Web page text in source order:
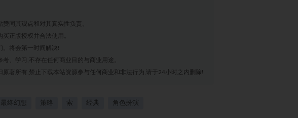
同其观点和对其真实性负责。
正版授权并合法使用。
。将会第一时间解决!
、学习,不存在任何商业目的与商业用途。
著所有,禁止下载本站资源参与任何商业和非法行为,请于24小时之内删除!
最终幻想 策略 索 经典 角色扮演